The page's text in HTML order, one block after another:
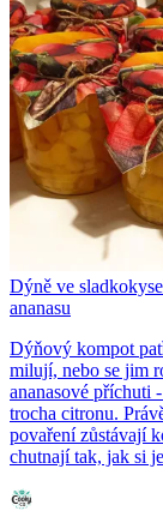
Dýně ve
ananasu
Dýňový kompot
milují, nebo se jim
ananasové příchuti
trocha citronu.
povaření zůstávají
chutnají tak, jak si